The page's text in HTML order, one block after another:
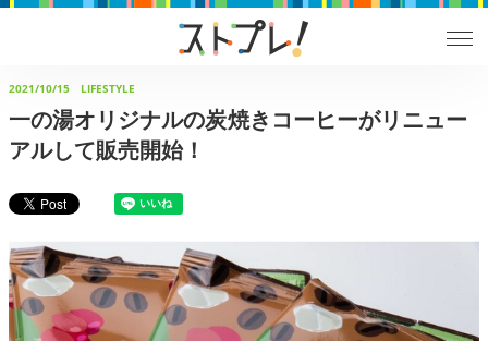
2021/10/15 LIFESTYLE
一の湯オリジナルの炭焼きコーヒーがリニュー
アルして販売開始！